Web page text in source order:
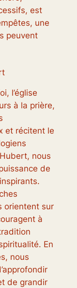
est
une
peuvent
l’église
à la prière,
et récitent le
nous
de
orientent sur
à
En
nous
de grandir